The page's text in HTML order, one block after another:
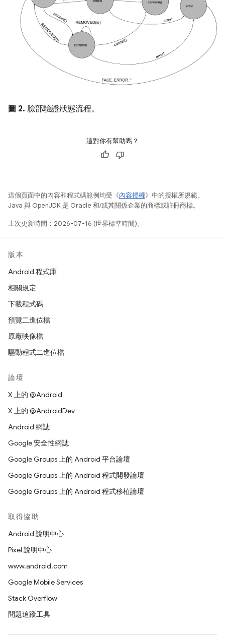
圖 2. 臉部驗證狀態流程。
這對你有幫助嗎？
這個頁面中的內容和程式碼範例均受《內容授權》中的授權所規範。
Java 與 OpenJDK 是 Oracle 和/或其關係企業的商標或註冊商標。
上次更新時間：2026-07-16 (世界標準時間)。
版本
Android 程式庫
相關規定
下載程式碼
預覽二進位檔
原廠映像檔
驅動程式二進位檔
論壇
X 上的 @Android
X 上的 @AndroidDev
Android 網誌
Google 安全性網誌
Google Groups 上的 Android 平台論壇
Google Groups 上的 Android 程式開發論壇
Google Groups 上的 Android 程式移植論壇
取得協助
Android 說明中心
Pixel 說明中心
www.android.com
Google Mobile Services
Stack Overflow
問題追蹤工具